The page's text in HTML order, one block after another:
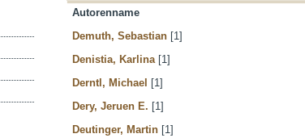
Autorenname
Demuth, Sebastian [1]
Denistia, Karlina [1]
Derntl, Michael [1]
Dery, Jeruen E. [1]
Deutinger, Martin [1]